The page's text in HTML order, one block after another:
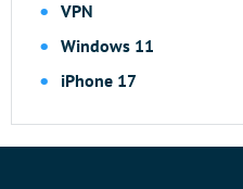
VPN
Windows 11
iPhone 17